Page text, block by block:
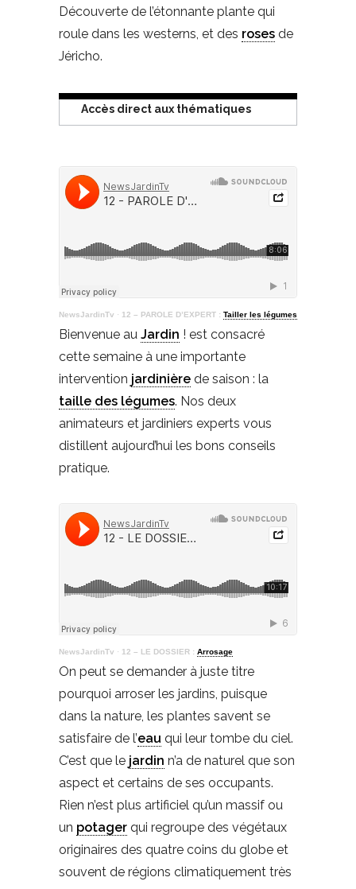
Découverte de l’étonnante plante qui
roule dans les westerns, et des roses de
Jéricho.
Accès direct aux thématiques
NewsJardinTv · 12 – PAROLE D’EXPERT : Tailler les légumes
Bienvenue au Jardin ! est consacré
cette semaine à une importante
intervention jardinière de saison : la
taille des légumes. Nos deux
animateurs et jardiniers experts vous
distillent aujourd’hui les bons conseils
pratique.
NewsJardinTv · 12 – LE DOSSIER : Arrosage
On peut se demander à juste titre
pourquoi arroser les jardins, puisque
dans la nature, les plantes savent se
satisfaire de l’eau qui leur tombe du ciel.
C’est que le jardin n’a de naturel que son
aspect et certains de ses occupants.
Rien n’est plus artificiel qu’un massif ou
un potager qui regroupe des végétaux
originaires des quatre coins du globe et
souvent de régions climatiquement très